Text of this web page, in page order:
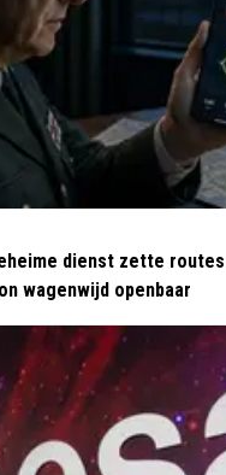
dienst zette
wagenwijd openbaar